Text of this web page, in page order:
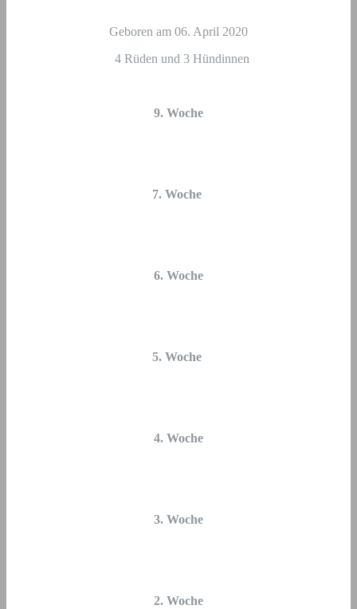
Geboren am 06. April 2020
4 Rüden und 3 Hündinnen
9. Woche
7. Woche
6. Woche
5. Woche
4. Woche
3. Woche
2. Woche